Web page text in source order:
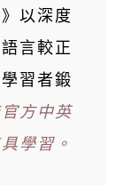
以深度
言較正
習者鍛
方中英
學習。